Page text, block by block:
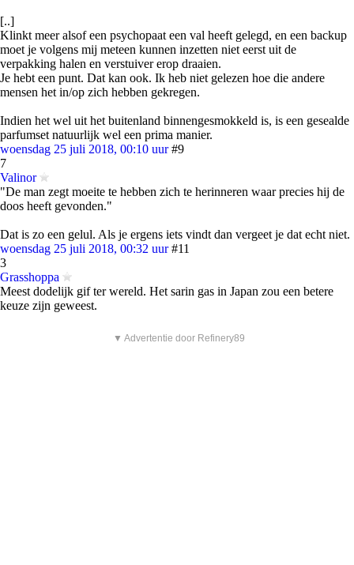
[..]
Klinkt meer alsof een psychopaat een val heeft gelegd, en een backup
moet je volgens mij meteen kunnen inzetten niet eerst uit de
verpakking halen en verstuiver erop draaien.
Je hebt een punt. Dat kan ook. Ik heb niet gelezen hoe die andere
mensen het in/op zich hebben gekregen.
Indien het wel uit het buitenland binnengesmokkeld is, is een gesealde
parfumset natuurlijk wel een prima manier.
woensdag 25 juli 2018, 00:10 uur #9
7
Valinor
"De man zegt moeite te hebben zich te herinneren waar precies hij de
doos heeft gevonden."
Dat is zo een gelul. Als je ergens iets vindt dan vergeet je dat echt niet.
woensdag 25 juli 2018, 00:32 uur #11
3
Grasshoppa
Meest dodelijk gif ter wereld. Het sarin gas in Japan zou een betere
keuze zijn geweest.
▼ Advertentie door Refinery89